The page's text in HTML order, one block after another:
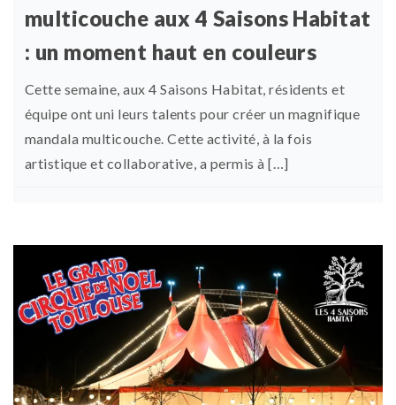
multicouche aux 4 Saisons Habitat
: un moment haut en couleurs
Cette semaine, aux 4 Saisons Habitat, résidents et
équipe ont uni leurs talents pour créer un magnifique
mandala multicouche. Cette activité, à la fois
artistique et collaborative, a permis à […]